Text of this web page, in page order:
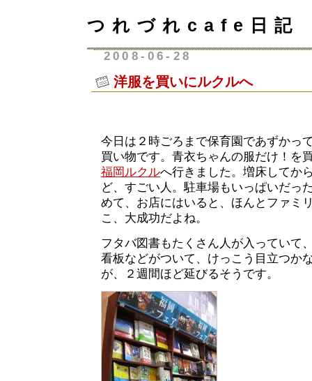
つれづれcafe日記
2008-06-28
洋服を買いにルクルへ
今日は２時ごろまで保育園であずかっ
買い物です。青衣ちゃんの服だけ！を
福岡ルクルへ行きました。増床してか
ど、すごい人。駐車場もいっぱいだっ
めて、お店にはいると、ほんとファミ
こ、大成功だよね。
フタバ図書もたくさん人が入っていて
看板などがついて、けっこう目立つか
が、２週間ほど延びるそうです。